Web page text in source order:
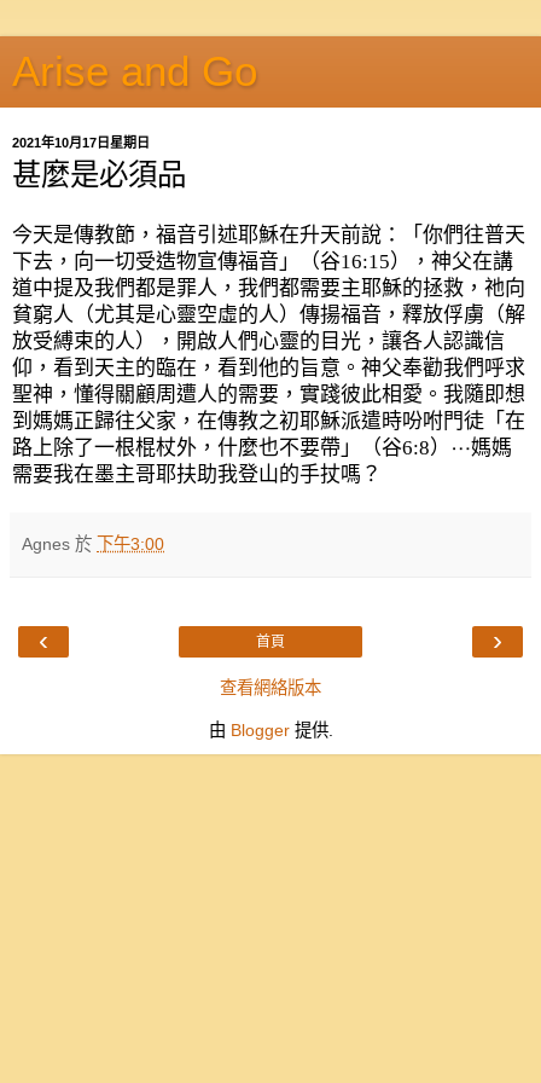
Arise and Go
2021年10月17日星期日
甚麼是必須品
今天是傳教節，福音引述耶穌在升天前說：「你們往普天
下去，向一切受造物宣傳福音」（谷16:15），神父在講
道中提及我們都是罪人，我們都需要主耶穌的拯救，祂向
貧窮人（尤其是心靈空虛的人）傳揚福音，釋放俘虜（解
放受縛束的人），開啟人們心靈的目光，讓各人認識信
仰，看到天主的臨在，看到他的旨意。神父奉勸我們呼求
聖神，懂得關顧周遭人的需要，實踐彼此相愛。我隨即想
到媽媽正歸往父家，在傳教之初耶穌派遣時吩咐門徒「在
路上除了一根棍杖外，什麼也不要帶」（谷6:8）⋯媽媽
需要我在墨主哥耶扶助我登山的手扙嗎？
Agnes 於 下午3:00
‹ ›
首頁
查看網絡版本
由 Blogger提供.